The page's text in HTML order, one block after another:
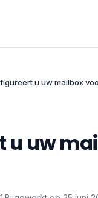
u uw mailbox
u uw